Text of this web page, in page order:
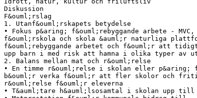
Diskussion
F&ouml;rslag
1. Utanf&ouml;rskapets betydelse
• Fokus p&aring; f&ouml;rebyggande arbete -
f&ouml;rskola och skola &auml;r naturliga
f&ouml;rebyggande arbetet och f&ouml;r att
upp barn i med risk att hamna i olika typer av
2. Balans mellan mat och r&ouml;relse
• En timme r&ouml;relse i skolan eller p&aring;
b&ouml;r verka f&ouml;r att fler skolor och
r&ouml;relse f&ouml;r eleverna
• T&auml;tare h&auml;lsosamtal i skolan upp